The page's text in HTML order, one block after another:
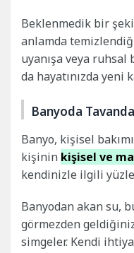
Beklenmedik bir
anlamda
uyanışa veya ruhsal
da hayatınızda
Banyoda
Banyo, kişisel
kişinin kişisel ve
kendinizle ilgili
Banyodan akan su,
görmezden
simgeler. Kendi